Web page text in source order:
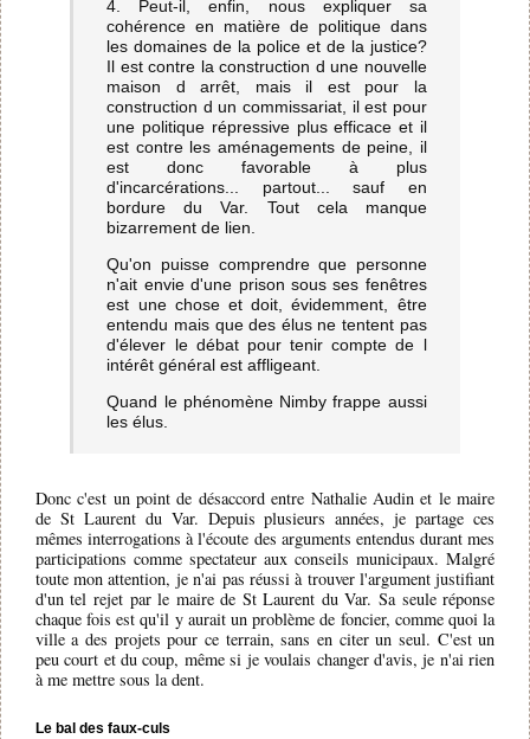
4. Peut-il, enfin, nous expliquer sa
cohérence en matière de politique dans
les domaines de la police et de la justice?
Il est contre la construction d une nouvelle
maison d arrêt, mais il est pour la
construction d un commissariat, il est pour
une politique répressive plus efficace et il
est contre les aménagements de peine, il
est donc favorable à plus
d'incarcérations... partout... sauf en
bordure du Var. Tout cela manque
bizarrement de lien.
Qu'on puisse comprendre que personne
n'ait envie d'une prison sous ses fenêtres
est une chose et doit, évidemment, être
entendu mais que des élus ne tentent pas
d'élever le débat pour tenir compte de l
intérêt général est affligeant.
Quand le phénomène Nimby frappe aussi
les élus.
Donc c'est un point de désaccord entre Nathalie Audin et le maire
de St Laurent du Var. Depuis plusieurs années, je partage ces
mêmes interrogations à l'écoute des arguments entendus durant mes
participations comme spectateur aux conseils municipaux. Malgré
toute mon attention, je n'ai pas réussi à trouver l'argument justifiant
d'un tel rejet par le maire de St Laurent du Var. Sa seule réponse
chaque fois est qu'il y aurait un problème de foncier, comme quoi la
ville a des projets pour ce terrain, sans en citer un seul. C'est un
peu court et du coup, même si je voulais changer d'avis, je n'ai rien
à me mettre sous la dent.
Le bal des faux-culs